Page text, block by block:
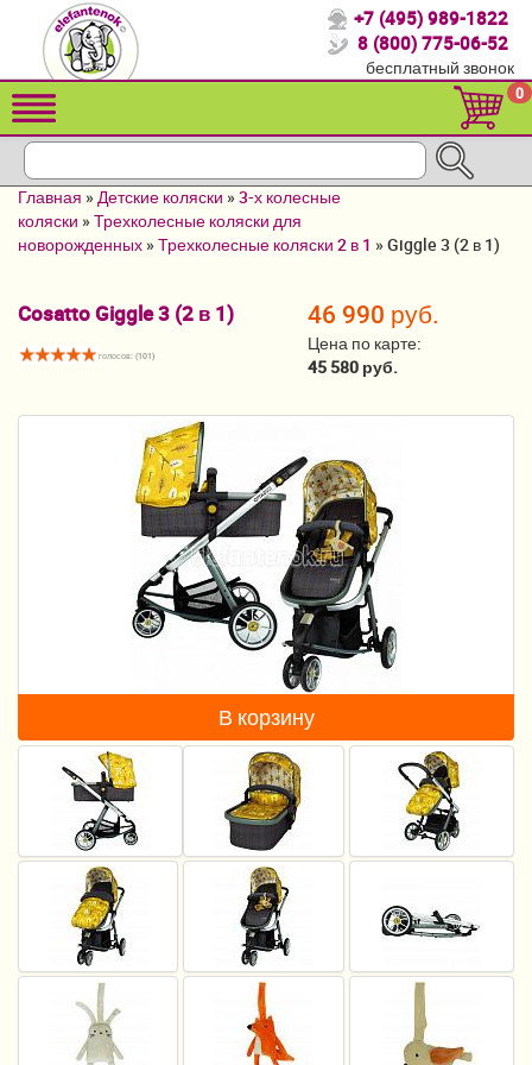
Спасибо, что выбрали нас!
Распродажа!
Детские коляски
Кроватки для новорожденных
Конверты, муфты
Детский транспорт
Летние товары
Мебель и аксессуары
Постельные принадлежности
Манежи
Безопасность ребенка
Ходунки и прыгунки
Игры и развитие
Принадлежности для выписки
Сумки для мам и детей
Кенгуру и слинги
+7 (495) 989-1822
8 (800) 775-06-52
бесплатный звонок
0
Главная »Детские коляски »3-х колесные
коляски »Трехколесные коляски для
новорожденных »Трехколесные коляски 2 в 1 »Giggle 3 (2 в 1)
Cosatto Giggle 3 (2 в 1)
голосов: (101)
46 990 руб.
Цена по карте:
45 580 руб.
В корзину